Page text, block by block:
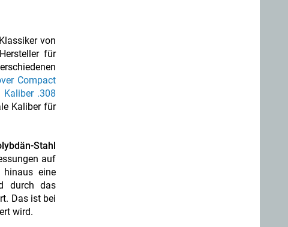
von
für
Compact
Kaliber .308
Kaliber für
Stahl
auf
hinaus eine
durch das
Das ist bei
wird.